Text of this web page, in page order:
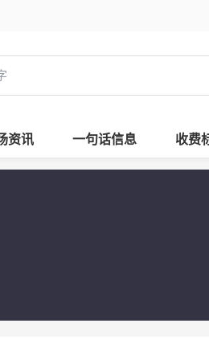
资讯 一句话信息 收费